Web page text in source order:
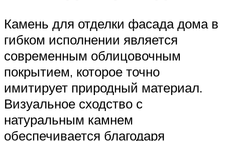
Камень для отделки фасада дома в
гибком исполнении является
современным облицовочным
покрытием, которое точно
имитирует природный материал.
Визуальное сходство с
натуральным камнем
обеспечивается благодаря